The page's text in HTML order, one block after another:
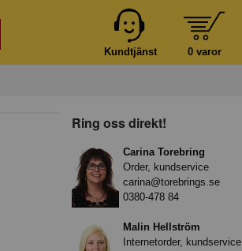
0 varor
Kundtjänst
Ring oss direkt!
Carina Torebring
Order, kundservice
carina@torebrings.se
0380-478 84
Malin Hellström
Internetorder, kundservice